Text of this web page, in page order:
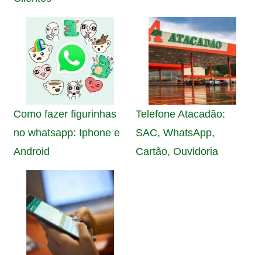
Como fazer figurinhas
no whatsapp: Iphone e
Android
Telefone Atacadão:
SAC, WhatsApp,
Cartão, Ouvidoria